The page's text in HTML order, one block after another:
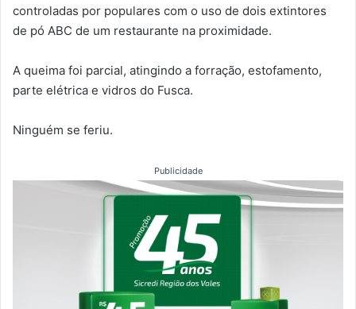
controladas por populares com o uso de dois extintores
de pó ABC de um restaurante na proximidade.
A queima foi parcial, atingindo a forração, estofamento,
parte elétrica e vidros do Fusca.
Ninguém se feriu.
Publicidade